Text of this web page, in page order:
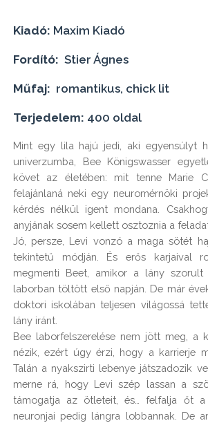
Kiadó: Maxim Kiadó
Fordító: Stier Ágnes
Műfaj: romantikus, chick lit
Terjedelem: 400 oldal
Mint egy lila hajú jedi, aki egyensúlyt
univerzumba, Bee Königswasser
követ az életében: mit tenne Marie
felajánlaná neki egy neuromérnöki
kérdés nélkül igent mondana.
anyjának sosem kellett osztoznia a
Jó, persze, Levi vonzó a maga sötét
tekintetű módján. És erős karjaival
megmenti Beet, amikor a lány
laborban töltött első napján. De már
doktori iskolában teljesen világossá
lány iránt.
Bee laborfelszerelése nem jött meg, a
nézik, ezért úgy érzi, hogy a karrierje
Talán a nyakszirti lebenye játszadozik
merne rá, hogy Levi szép lassan a
támogatja az ötleteit, és… felfalja őt
neuronjai pedig lángra lobbannak. De